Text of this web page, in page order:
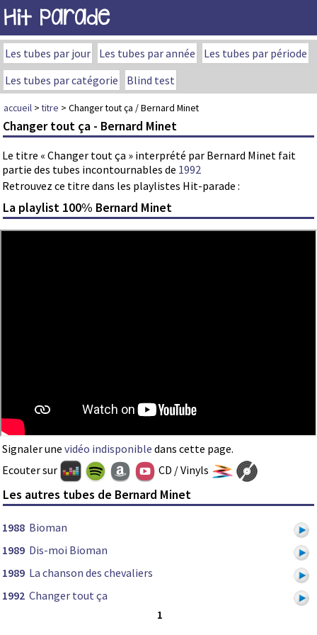
Hit Parade
Les tubes par jour Les tubes par année
Les tubes par période
Les tubes par catégorie
Blind test
accueil >titre > Changer tout ça / Bernard Minet
Changer tout ça - Bernard Minet
Le titre « Changer tout ça » interprété par Bernard Minet fait
partie des tubes incontournables de 1992
Retrouvez ce titre dans les playlistes Hit-parade :
La playlist 100% Bernard Minet
Signaler une vidéo indisponible dans cette page.
Ecouter sur
CD / Vinyls
Les autres tubes de Bernard Minet
1988 Bioman
1989 Dis-moi Bioman
1989 La chanson des chevaliers
1992 Changer tout ça
1